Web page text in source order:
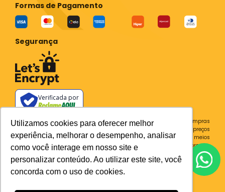
Utilizamos cookies para oferecer melhor
experiência, melhorar o desempenho, analisar
como você interage em nosso site e
personalizar conteúdo. Ao utilizar este site, você
concorda com o uso de cookies.
Formas de Pagamento
Segurança
Verificada por
Todos os preços e condições deste site são válidos apenas para compras
no site e não se aplicam a Loja Física. Destacamos que os preços
previstos no site prevalecem aos demais anunciados em outros meios
de comunicação e sites de buscas. Em caso de divergência do preço e
condições no site, o valor válido é sempre o do carrinho de compras.
Plataforma